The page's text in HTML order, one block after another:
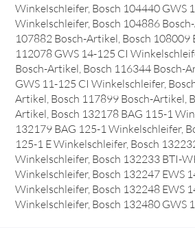
Winkelschleifer, Bosch 104440 GWS
Winkelschleifer, Bosch 104886
107882 Bosch-Artikel, Bosch 108009
112078 GWS 14-125 CI
Bosch-Artikel, Bosch 116344 Bosch-
GWS 11-125 CI Winkelschleifer,
Artikel, Bosch 117899 Bosch-Artikel,
Artikel, Bosch 132178 BAG 115-1
132179 BAG 125-1 Winkelschleifer,
125-1 E Winkelschleifer, Bosch
Winkelschleifer, Bosch 132233 BTI-
Winkelschleifer, Bosch 132247 EWS
Winkelschleifer, Bosch 132248 EWS
Winkelschleifer, Bosch 132480 GWS